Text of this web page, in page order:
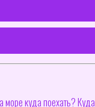
куда поехать?